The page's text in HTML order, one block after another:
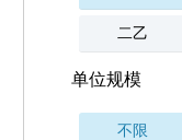
二乙
单位规模
不限